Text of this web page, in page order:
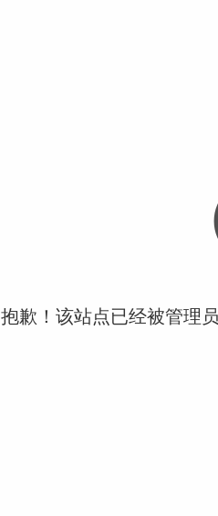
抱歉！该站点已经被管理